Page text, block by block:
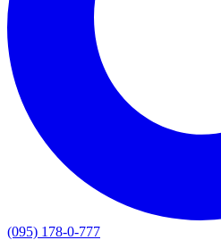
(095) 178-0-777